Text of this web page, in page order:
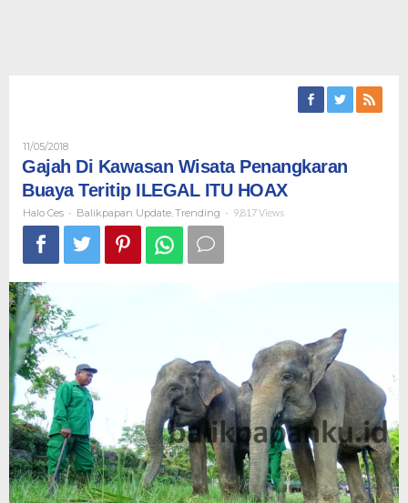
11/05/2018Oleh
Halo
Ces
Gajah Di Kawasan Wisata Penangkaran
Buaya Teritip ILEGAL ITU HOAX
Halo Ces - Balikpapan Update Trending - 9,817 Views